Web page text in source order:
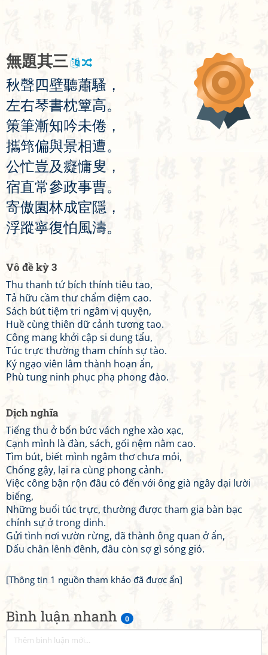
Bình luận nhanh 0
無題其三
秋聲四壁聽蕭騷 ，
左右琴書枕簟高。
策筆漸知吟未倦 ，
攜筇偏與景相遭。
公忙豈及癡慵叟 ，
宿直常參政事曹。
寄傲園林成宦隱 ，
浮蹤寧復怕風濤。
Vô đề kỳ 3
Thu thanh tứ bích thính tiêu tao,
Tả hữu cầm thư chẩm điệm cao.
Sách bút tiệm tri ngâm vị quyện,
Huề cùng thiên dữ cảnh tương tao.
Công mang khởi cập si dung tẩu,
Túc trực thường tham chính sự tào.
Ký ngạo viên lâm thành hoạn ẩn,
Phù tung ninh phục phạ phong đào.
Dịch nghĩa
Tiếng thu ở bốn bức vách nghe xào xạc,
Cạnh mình là đàn, sách, gối nệm nằm cao.
Tìm bút, biết mình ngâm thơ chưa mỏi,
Chống gậy, lại ra cùng phong cảnh.
Việc công bận rộn đâu có đến với ông già ngây dại lười
biếng,
Những buổi túc trực, thường được tham gia bàn bạc
chính sự ở trong dinh.
Gửi tình nơi vườn rừng, đã thành ông quan ở ẩn,
Dấu chân lênh đênh, đâu còn sợ gì sóng gió.
[Thông tin 1 nguồn tham khảo đã được ẩn]